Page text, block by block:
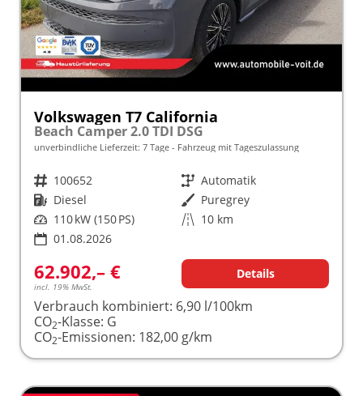
Volkswagen T7 California
Beach Camper 2.0 TDI DSG
unverbindliche Lieferzeit: 7 Tage Fahrzeug mit Tageszulassung
Fahrzeugnr. 100652 Getriebe Automatik
Kraftstoff Diesel Außenfarbe Puregrey
Leistung 110 kW (150 PS) Kilometerstand 10 km
01.08.2026
62.902,– €
incl. 19% MwSt.
Details
Verbrauch kombiniert: 6,90 l/100km
CO2-Klasse: G
CO2-Emissionen: 182,00 g/km